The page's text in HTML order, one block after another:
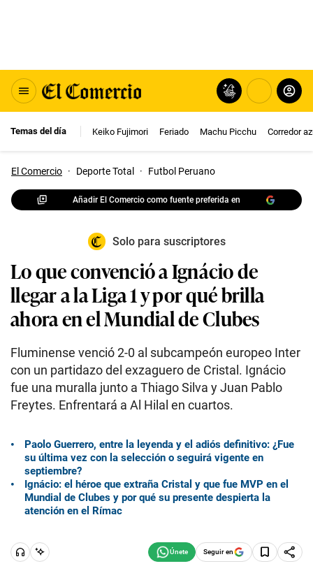
Temas del día Keiko Fujimori Feriado Machu Picchu Corredor
El Comercio · Deporte Total · Futbol Peruano
Añadir El Comercio como fuente preferida en
Solo para suscriptores
Lo que convenció a Ignácio de
llegar a la Liga 1 y por qué brilla
ahora en el Mundial de Clubes
Fluminense venció 2-0 al subcampeón europeo Inter
con un partidazo del exzaguero de Cristal. Ignácio
fue una muralla junto a Thiago Silva y Juan Pablo
Freytes. Enfrentará a Al Hilal en cuartos.
Paolo Guerrero, entre la leyenda y el adiós definitivo: ¿Fue
su última vez con la selección o seguirá vigente en
septiembre?
Ignácio: el héroe que extraña Cristal y que fue MVP en el
Mundial de Clubes y por qué su presente despierta la
atención en el Rímac
Seguir en